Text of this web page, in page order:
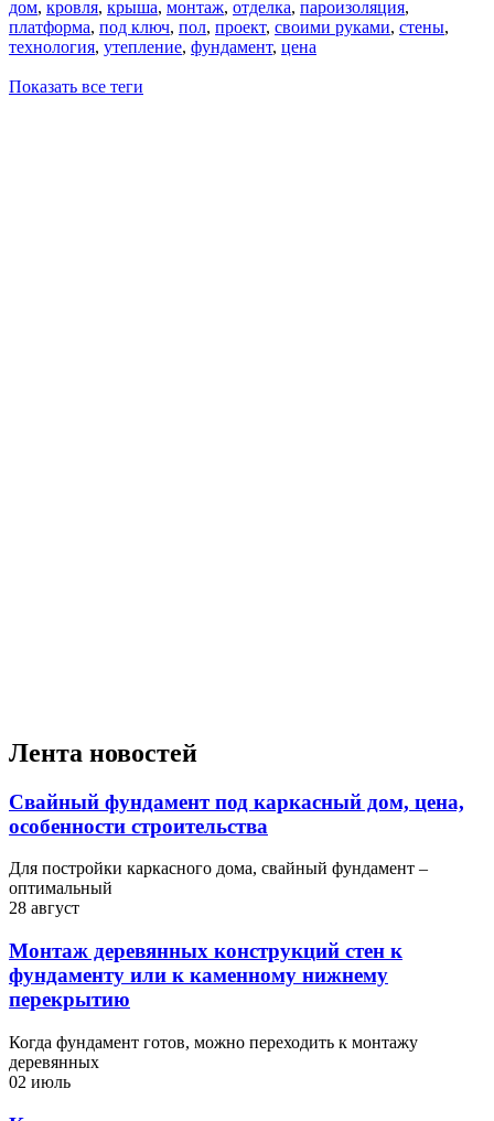
дом, кровля, крыша, монтаж, отделка, пароизоляция,
платформа, под ключ, пол, проект, своими руками, стены,
технология, утепление, фундамент, цена
Показать все теги
Лента новостей
Свайный фундамент под каркасный дом, цена,
особенности строительства
Для постройки каркасного дома, свайный фундамент –
оптимальный
28 август
Монтаж деревянных конструкций стен к
фундаменту или к каменному нижнему
перекрытию
Когда фундамент готов, можно переходить к монтажу
деревянных
02 июль